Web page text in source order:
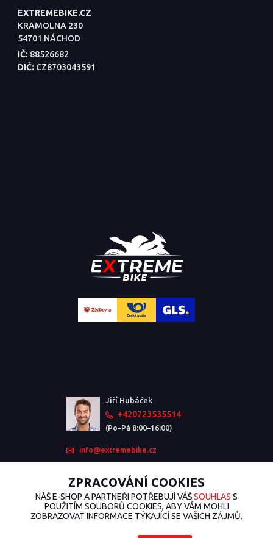
EXTREMEBIKE.CZ
KRAMOLNA 230
54701 NÁCHOD
IČ: 88526682
DIČ: CZ8703043591
Jiří Hubáček
+420723535514
(Po–Pá 8:00–16:00)
info@extremebike.cz
ZPRACOVÁNÍ COOKIES
NÁŠ E-SHOP A PARTNEŘI POTŘEBUJÍ VÁŠSOUHLAS S
POUŽITÍM SOUBORŮ COOKIES, ABY VÁM MOHLI
ZOBRAZOVAT INFORMACE TÝKAJÍCÍ SE VAŠICH ZÁJMŮ.